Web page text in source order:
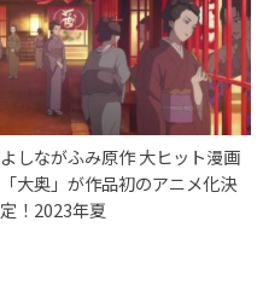
よしながふみ原作 大ヒット漫画
「大奥」が作品初のアニメ化決
定！2023年夏